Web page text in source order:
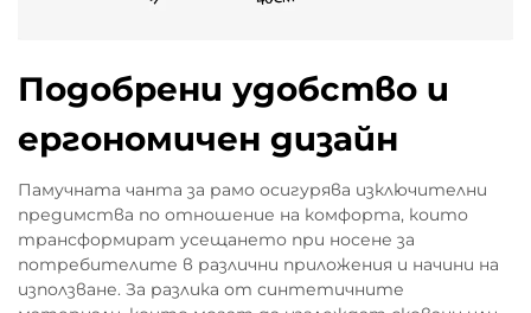
Подобрени удобство и
ергономичен дизайн
Памучната чанта за рамо осигурява изключителни
предимства по отношение на комфорта, които
трансформират усещането при носене за
потребителите в различни приложения и начини на
използване. За разлика от синтетичните